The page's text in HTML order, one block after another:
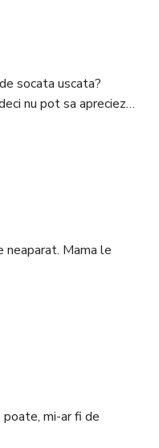
socata uscata?
nu pot sa apreciez…
neaparat. Mama le
mi-ar fi de